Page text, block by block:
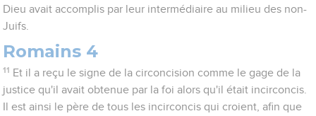
Dieu avait accomplis par leur intermédiaire au milieu des non-
Juifs.
Romains 4
11 Et il a reçu le signe de la circoncision comme le gage de la
justice qu'il avait obtenue par la foi alors qu'il était incirconcis.
Il est ainsi le père de tous les incirconcis qui croient, afin que